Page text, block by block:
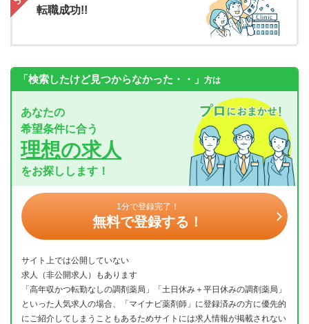
転職成功!!
「検索したけど見つからなかった・・」 方は
あなたの
希望条件に合う
理想の求人
をお探しします！
1分で登録完了！
無料で登録する！
サイト上では公開していない
求人（非公開求人）もあります
「高年収かつ転勤なしの調剤薬局」「土日休み＋平日休みの調剤薬局」
といった人気求人の場合、「マイナビ薬剤師」に登録済みの方に優先的
にご紹介してしまうこともあるためサイトには求人情報が掲載されない